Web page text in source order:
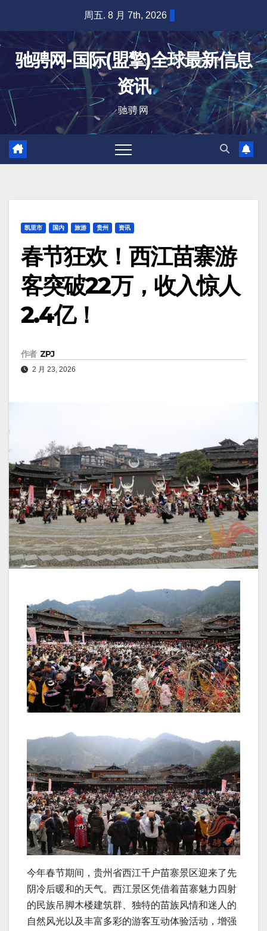
内
周五. 8 月 7th, 2026
驰骋网-国际(盟擎)全球最新信息
资讯
驰骋网
凯里市 国内 旅游 贵州 资讯
春节狂欢！西江苗寨游
客突破22万，收入惊人
2.4亿！
作者 ZPJ
2 月 23, 2026
今年春节期间，贵州省西江千户苗寨景区迎来了先
阴冷后暖和的天气。西江景区凭借着苗寨魅力四射
的民族吊脚木楼建筑群、独特的苗族风情和迷人的
自然风光以及丰富多彩的游客互动体验活动，增强